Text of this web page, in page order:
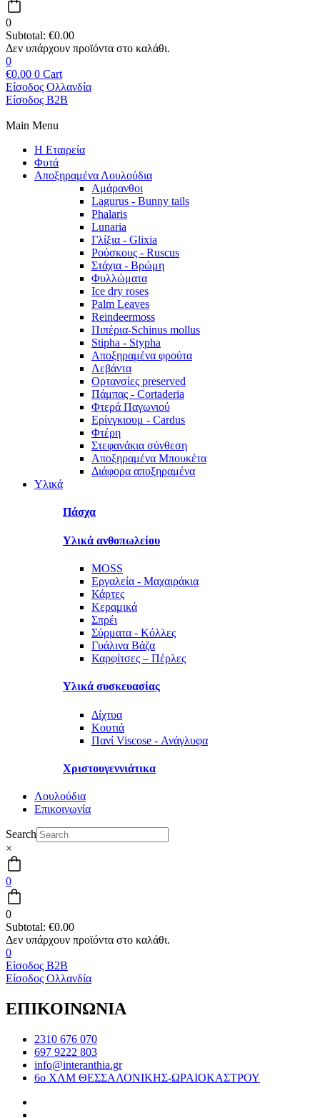
0
Subtotal: €0.00
0
€0.00 0 Cart
Είσοδος Ολλανδία
Είσοδος B2B
Main Menu
Η Εταιρεία
Φυτά
Αποξηραμένα Λουλούδια
Αμάρανθοι
Lagurus - Bunny tails
Phalaris
Lunaria
Γλίξια - Glixia
Ρούσκους - Ruscus
Στάχια - Βρώμη
Φυλλώματα
Ice dry roses
Palm Leaves
Reindeermoss
Πιπέρια-Schinus mollus
Stipha - Stypha
Αποξηραμένα φρούτα
Λεβάντα
Ορτανσίες preserved
Πάμπας - Cortaderia
Φτερά Παγωνιού
Ερίνγκιουμ - Cardus
Φτέρη
Στεφανάκια σύνθεση
Αποξηραμένα Μπουκέτα
Διάφορα αποξηραμένα
Υλικά
Πάσχα
Υλικά ανθοπωλείου
MOSS
Εργαλεία - Μαχαιράκια
Κάρτες
Κεραμικά
Σπρέι
Σύρματα - Κόλλες
Γυάλινα Βάζα
Καρφίτσες – Πέρλες
Υλικά συσκευασίας
Δίχτυα
Κουτιά
Πανί Viscose - Ανάγλυφα
Χριστουγεννιάτικα
Λουλούδια
Επικοινωνία
Search
×
0
0
Subtotal: €0.00
0
Είσοδος B2B
Είσοδος Ολλανδία
ΕΠΙΚΟΙΝΩΝΙΑ
2310 676 070
697 9222 803
info@interanthia.gr
6ο ΧΛΜ ΘΕΣΣΑΛΟΝΙΚΗΣ-ΩΡΑΙΟΚΑΣΤΡΟΥ